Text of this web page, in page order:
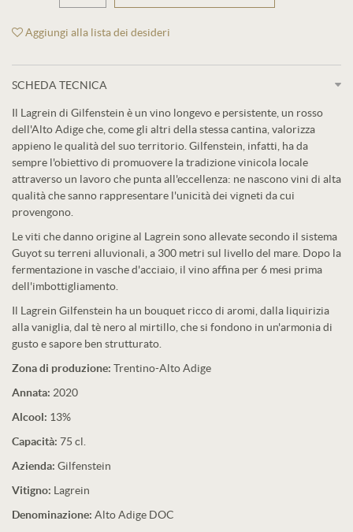
Aggiungi alla lista dei desideri
SCHEDA TECNICA
Il Lagrein di Gilfenstein è un vino longevo e persistente, un rosso
dell'Alto Adige che, come gli altri della stessa cantina, valorizza
appieno le qualità del suo territorio. Gilfenstein, infatti, ha da
sempre l'obiettivo di promuovere la tradizione vinicola locale
attraverso un lavoro che punta all'eccellenza: ne nascono vini di alta
qualità che sanno rappresentare l'unicità dei vigneti da cui
provengono.
Le viti che danno origine al Lagrein sono allevate secondo il sistema
Guyot su terreni alluvionali, a 300 metri sul livello del mare. Dopo la
fermentazione in vasche d'acciaio, il vino affina per 6 mesi prima
dell'imbottigliamento.
Il Lagrein Gilfenstein ha un bouquet ricco di aromi, dalla liquirizia
alla vaniglia, dal tè nero al mirtillo, che si fondono in un'armonia di
gusto e sapore ben strutturato.
Zona di produzione: Trentino-Alto Adige
Annata: 2020
Alcool: 13%
Capacità: 75 cl.
Azienda: Gilfenstein
Vitigno: Lagrein
Denominazione: Alto Adige DOC